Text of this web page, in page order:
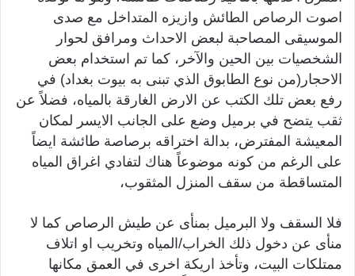
اصوت الرصاص الطائش وازيزه المتداخل مع صدى
الموسيقى المصاحبة لبعض الاحداث ومرافق لحوار
الشخصيات بين الحين والآخر، كما تم استخدام بعض
الاحجار(من نوع الطابوق الذي تبنى به بيوت بغداد) في
رفع بعض تلك الكتب عن الارض الغارقة بالمياه، فضلاً عن
ثقب يتضح في برميل وضع على الجانب الايسر لمكان
المعيشة المفترض، بدالة اختراقه برصاصة طائشة ايضاً
على الرغم من كونه موضوعاً هناك لتفادي اغراق المياه
المتساقطة من سقف المنزل المثقوب،
فلا السقف ولا البرميل بمنأى عن طيش الرصاص كما لا
منأى عن دخول ذلك الخراب/المياه وتخريب او اتلاف
ممتلكات البيت، وتأخذ اريكة اخرى في العمق مكانها